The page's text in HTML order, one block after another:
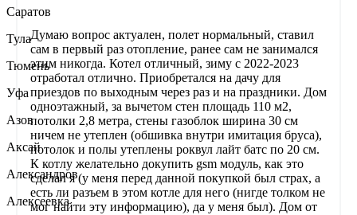
Думаю вопрос актуален, полет нормальный, ставил
сам в первый раз отопление, ранее сам не занимался
этим никогда. Котел отличный, зиму с 2022-2023
отработал отлично. Приобретался на дачу для
приездов по выходным через раз и на праздники. Дом
одноэтажный, за вычетом стен площадь 110 м2,
потолки 2,8 метра, стены газоблок ширина 30 см
ничем не утеплен (обшивка внутри имитация бруса),
потолок и полы утеплены роквул лайт батс по 20 см.
К котлу желательно докупить gsm модуль, как это
сделал я (у меня перед данной покупкой был страх, а
есть ли разъем в этом котле для него (нигде толком не
мог найти эту информацию), да у меня был). Дом от
Саратов
Тула
Тюмень
Уфа
Азов
Аксай
Александров
Алексеевка